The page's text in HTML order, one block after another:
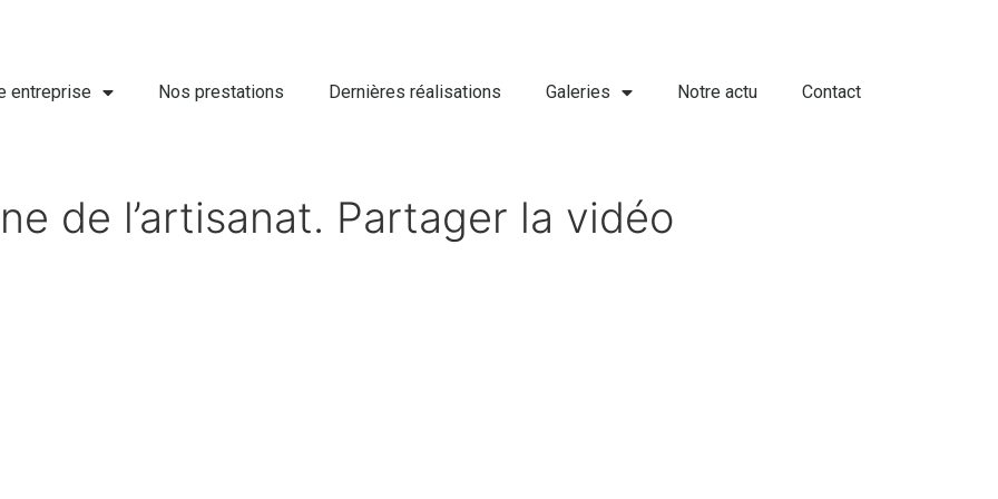
entreprise Nos prestations Dernières réalisations Galeries Notre actu Contact
de l’artisanat. Partager la vidéo